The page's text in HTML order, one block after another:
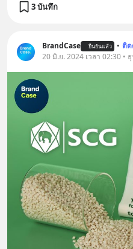
3 บันทึก
BrandCase ยืนยันแล้ว • ติ
20 มิ.ย. 2024 เวลา 02:30 •